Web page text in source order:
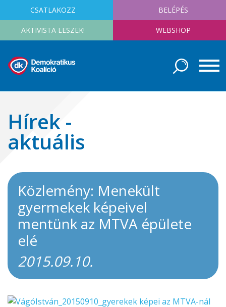
CSATLAKOZZ BELÉPÉS
AKTIVISTA LESZEK! WEBSHOP
Hírek -
aktuális
Közlemény: Menekült
gyermekek képeivel
mentünk az MTVA épülete
elé
2015.09.10.